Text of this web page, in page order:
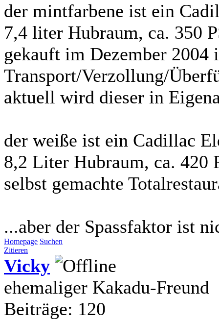
der mintfarbene ist ein
7,4 liter Hubraum, ca. 350
gekauft im Dezember 2004
Transport/Verzollung/
aktuell wird dieser in
der weiße ist ein Cadillac
8,2 Liter Hubraum, ca. 420
selbst gemachte
...aber der Spassfaktor ist
Homepage Suchen
Zitieren
Vicky
ehemaliger Kakadu-Freund
Beiträge: 120